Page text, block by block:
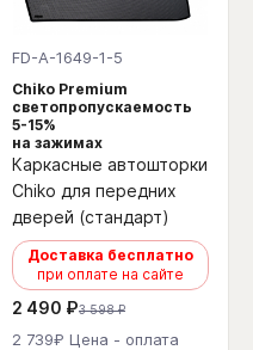
FD-A-1649-1-5
Chiko Premium
светопропускаемость
5-15%
на зажимах
Каркасные автошторки
Chiko для передних
дверей (стандарт)
Доставка бесплатно
при оплате на сайте
2 490 ₽3 598 ₽
2 739₽ Цена - оплата